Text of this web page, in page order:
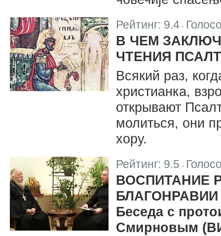
Рейтинг: 9.4
В ЧЕМ
ЧТЕНИЯ
Всякий раз,
христианка,
открывают
молиться, они
хору.
Рейтинг: 9.5
ВОСПИТАНИЕ
БЛАГОНРАВИИ
Беседа с
Смирновым